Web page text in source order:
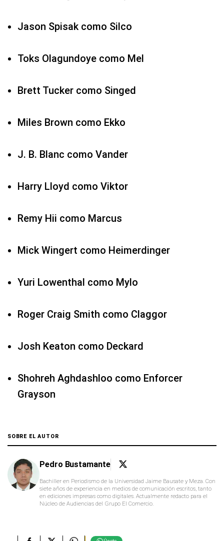
Jason Spisak como Silco
Toks Olagundoye como Mel
Brett Tucker como Singed
Miles Brown como Ekko
J. B. Blanc como Vander
Harry Lloyd como Viktor
Remy Hii como Marcus
Mick Wingert como Heimerdinger
Yuri Lowenthal como Mylo
Roger Craig Smith como Claggor
Josh Keaton como Deckard
Shohreh Aghdashloo como Enforcer
Grayson
SOBRE EL AUTOR
Pedro Bustamante
Bachiller en Periodismo de la Universidad Jaime Bausate y Meza. Con
siete años de experiencia en medios de comunicación escritos, tanto
en ediciones impresas como digitales. Actualmente redacto para el
Núcleo de Audiencias del Grupo El Comercio.